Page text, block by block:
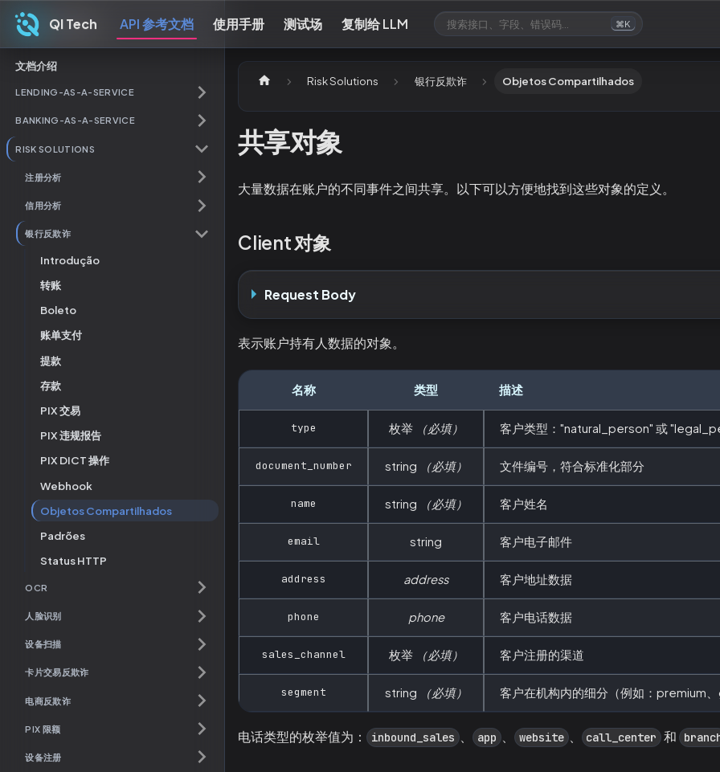
QI Tech API 参考文档 使用手册 测试场 复制给 LLM ⌘K
QI Tech
文档介绍
LENDING-AS-A-SERVICE
BANKING-AS-A-SERVICE
RISK SOLUTIONS
注册分析
信用分析
银行反欺诈
Introdução
转账
Boleto
账单支付
提款
存款
PIX 交易
PIX 违规报告
PIX DICT 操作
Webhook
Objetos Compartilhados
Padrões
Status HTTP
OCR
人脸识别
设备扫描
卡片交易反欺诈
电商反欺诈
PIX 限额
设备注册
Risk Solutions 银行反欺诈 Objetos Compartilhados
共享对象
大量数据在账户的不同事件之间共享。以下可以方便地找到这些对象的定义。
Client 对象
Request Body
表示账户持有人数据的对象。
名称 类型 描述
type 枚举 （必填） 客户类型："natural_person" 或
document_number string （必填） 文件编号，符合标准化部分
name string （必填） 客户姓名
email string 客户电子邮件
address address 客户地址数据
phone phone 客户电话数据
sales_channel 枚举 （必填） 客户注册的渠道
segment string （必填） 客户在机构内的细分（例如：premium
电话类型的枚举值为： inbound_sales 、 app 、 website 、 call_center 和